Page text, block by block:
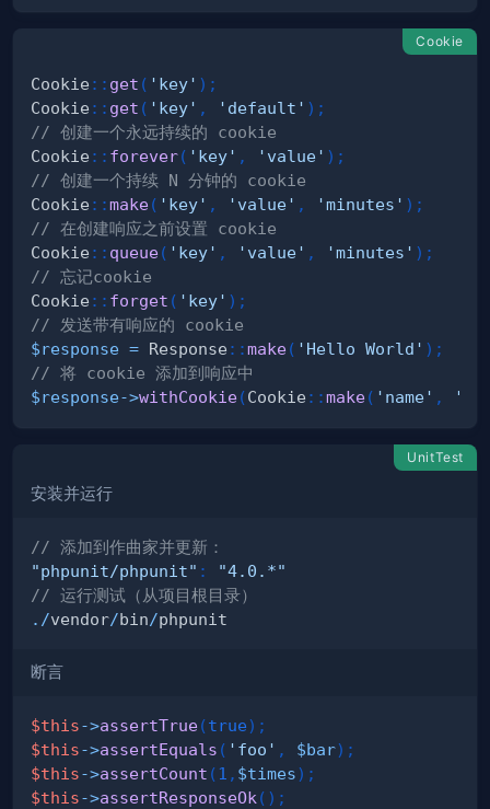
Cookie
Cookie :: get ( 'key' ) ;
Cookie :: get ( 'key' , 'default' ) ;
// 创建一个永远持续的 cookie
Cookie :: forever( 'key' , 'value' ) ;
// 创建一个持续 N 分钟的 cookie
Cookie ::make( 'key' , 'value' , 'minutes' ) ;
// 在创建响应之前设置 cookie
Cookie :: queue( 'key' , 'value' , 'minutes' ) ;
// 忘记cookie
Cookie :: forget ( 'key' ) ;
// 发送带有响应的 cookie
$response = Response ::make( 'Hello World' ) ;
// 将 cookie 添加到响应中
$response->withCookie(Cookie ::make( 'name' ,
UnitTest
安装并运行
// 添加到作曲家并更新：
"phpunit/phpunit" :
"4.0.*"
// 运行测试（从项目根目录）
. /vendor/bin/
断言
$this->assertTrue(true) ;
$this->assertEquals ( 'foo' , $bar) ;
$this->assertCount (1 , $times) ;
$this->assertResponseOk ( ) ;